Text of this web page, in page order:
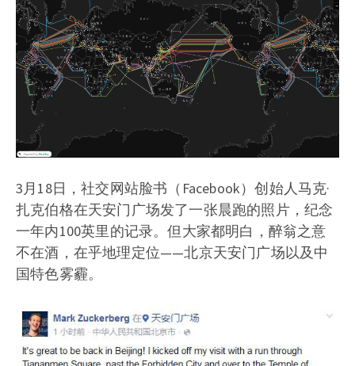
3月18日，社交网站脸书（Facebook）创始人马克·
扎克伯格在天安门广场发了一张晨跑的照片，纪念
一年内100英里的记录。但大家都明白，醉翁之意
不在酒，在乎地理定位——北京天安门广场以及中
国特色雾霾。